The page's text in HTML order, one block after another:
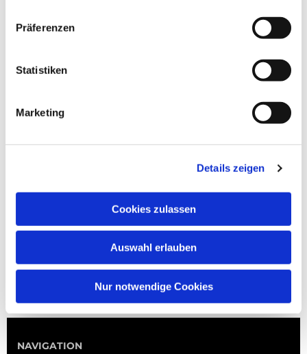
Präferenzen
Statistiken
Marketing
Details zeigen
Cookies zulassen
Auswahl erlauben
Nur notwendige Cookies
NAVIGATION